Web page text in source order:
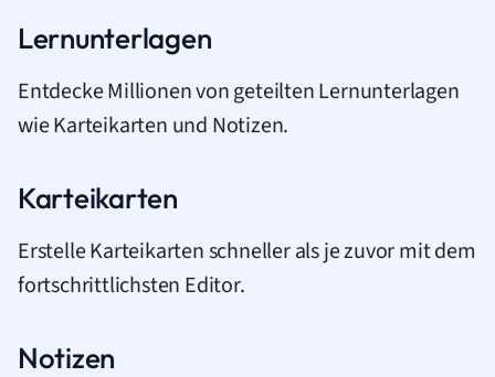
Lernunterlagen
Entdecke Millionen von geteilten Lernunterlagen
wie Karteikarten und Notizen.
Karteikarten
Erstelle Karteikarten schneller als je zuvor mit dem
fortschrittlichsten Editor.
Notizen